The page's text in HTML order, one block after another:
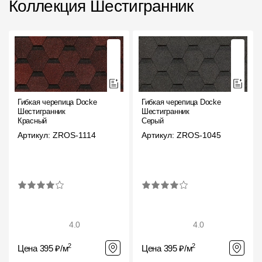
Фасадные панели
Комплектующие для фасадов
Пленки и мембраны
Мягкая кровля
Однослойная черепица
Комплектующие к кровле
Водостоки
Коллекция Шестигранник
Гибкая черепица Docke
Шестигранник
Красный
Артикул: ZROS-1114
4.0
Цена 395 ₽/м2
Гибкая черепица Docke
Шестигранник
Серый
Артикул: ZROS-1045
4.0
Цена 395 ₽/м2